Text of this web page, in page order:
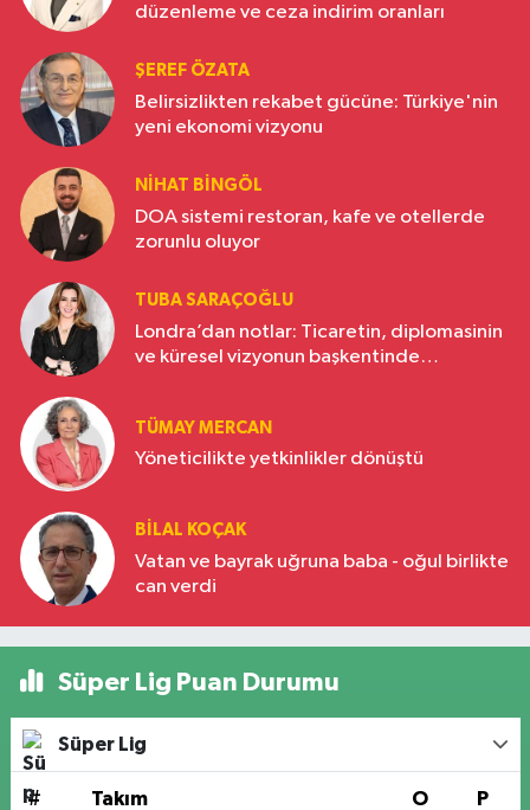
düzenleme ve ceza indirim oranları
ŞEREF ÖZATA
Belirsizlikten rekabet gücüne: Türkiye'nin
yeni ekonomi vizyonu
NIHAT BINGÖL
DOA sistemi restoran, kafe ve otellerde
zorunlu oluyor
TUBA SARAÇOĞLU
Londra’dan notlar: Ticaretin, diplomasinin
ve küresel vizyonun başkentinde
TÜMAY MERCAN
Yöneticilikte yetkinlikler dönüştü
BILAL KOÇAK
Vatan ve bayrak uğruna baba - oğul birlikte
can verdi
Süper Lig Puan Durumu
Süper Lig
# Takım O P